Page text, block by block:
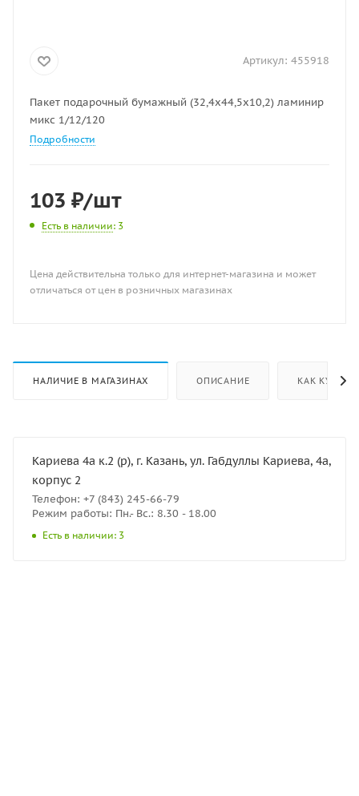
Артикул: 455918
Пакет подарочный бумажный (32,4х44,5х10,2) ламинир
микс 1/12/120
Подробности
103 ₽/шт
Есть в наличии: 3
Цена действительна только для интернет-магазина и может
отличаться от цен в розничных магазинах
НАЛИЧИЕ В МАГАЗИНАХ ОПИСАНИЕ КАК КУПИТЬ
Кариева 4а к.2 (р), г. Казань, ул. Габдуллы Кариева, 4а,
корпус 2
Телефон: +7 (843) 245-66-79
Режим работы: Пн.- Вс.: 8.30 - 18.00
Есть в наличии: 3